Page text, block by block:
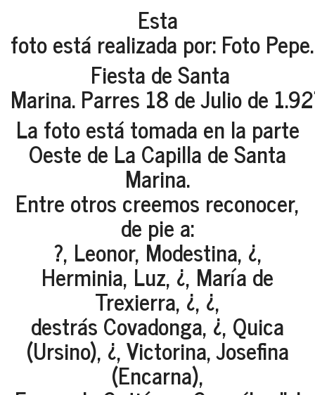
Esta
foto está realizada por: Foto
Fiesta de Santa
Marina. Parres 18 de Julio de
La foto está tomada en la parte
Oeste de La Capilla de Santa
Marina.
Entre otros creemos reconocer,
de pie a:
?, Leonor, Modestina, ¿,
Herminia, Luz, ¿, María de
Trexierra, ¿, ¿,
destrás Covadonga, ¿, Quica
(Ursino), ¿, Victorina, Josefina
(Encarna),